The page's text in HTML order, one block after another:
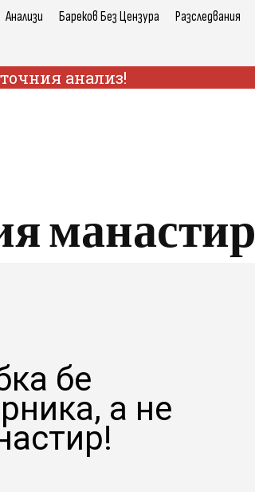
Анализи Бареков Без Цензура Разследвания
анализ!
манастир
бе
а не